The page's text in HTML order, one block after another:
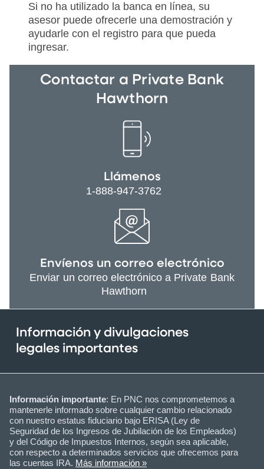
Si no ha utilizado la banca en línea, su
asesor puede ofrecerle una demostración y
ayudarle con el registro para que pueda
ingresar.
Contactar a Private Bank
Hawthorn
Llámenos
1-888-947-3762
Envíenos un correo electrónico
Enviar un correo electrónico a Private Bank
Hawthorn
Información y divulgaciones
legales importantes
Información importante: En PNC nos comprometemos a
mantenerle informado sobre cualquier cambio relacionado
con nuestro estatus fiduciario bajo ERISA (Ley de
Seguridad de los Ingresos de Jubilación de los Empleados)
y del Código de Impuestos Internos, según sea aplicable,
con respecto a determinados servicios que ofrecemos para
las cuentas IRA. Más información »